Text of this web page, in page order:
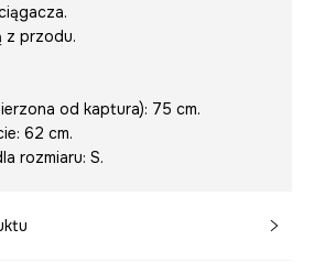
z przodu.
od kaptura): 75 cm.
62 cm.
rozmiaru: S.